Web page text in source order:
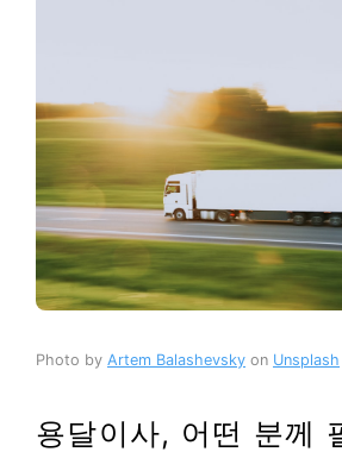
Photo by Artem Balashevsky on Unsplash
용달이사, 어떤 분께